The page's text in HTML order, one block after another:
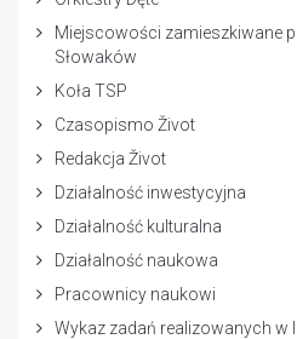
Miejscowości zamieszkiwane
Słowaków
Koła TSP
Czasopismo Život
Redakcja Život
Działalność inwestycyjna
Działalność kulturalna
Działalność naukowa
Pracownicy naukowi
Wykaz zadań realizowanych w